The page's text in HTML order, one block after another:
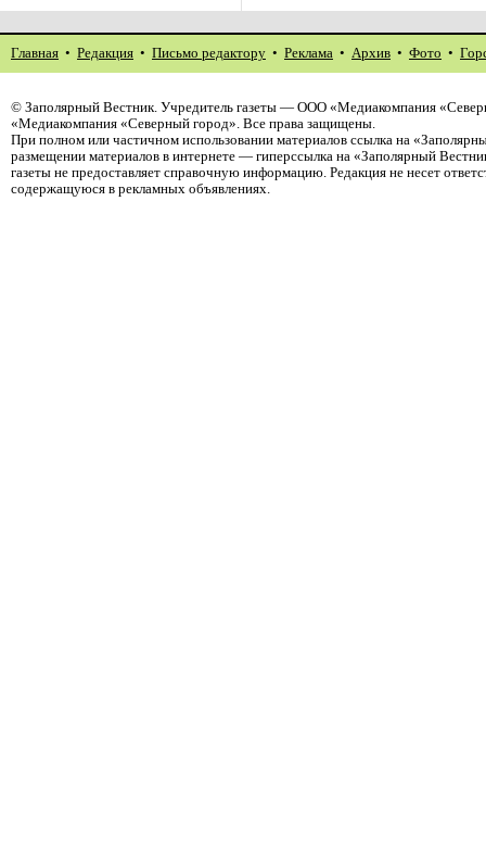
Главная • Редакция • Письмо редактору • Реклама • Архив • Фото •
© Заполярный Вестник. Учредитель газеты — ООО «Медиакомпания
«Медиакомпания «Северный город». Все права защищены.
При полном или частичном использовании материалов ссылка на
размещении материалов в интернете — гиперссылка на «Заполярный
газеты не предоставляет справочную информацию. Редакция не несет
содержащуюся в рекламных объявлениях.